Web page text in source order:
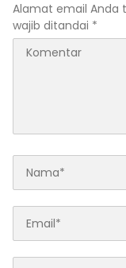
Alamat email Anda
wajib ditandai *